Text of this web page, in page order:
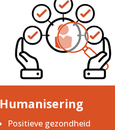
Humanisering
Positieve gezondheid